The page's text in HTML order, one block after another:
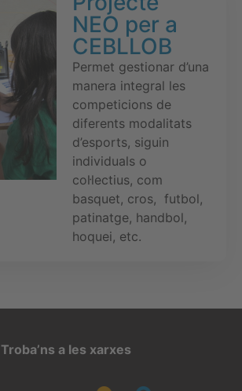
NEO per a
CEBLLOB
Permet gestionar d’una
manera integral les
competicions de
diferents modalitats
d’esports, siguin
individuals o
col·lectius, com
basquet, cros, futbol,
patinatge, handbol,
hoquei, etc.
Troba’ns a les xarxes